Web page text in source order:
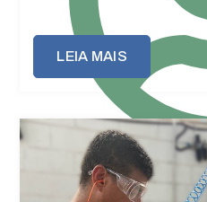
Puffão
LEIA MAIS